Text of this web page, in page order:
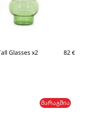
Glasses x2 82 €
ᲛᲐᲠᲐᲒᲨᲘᲐ